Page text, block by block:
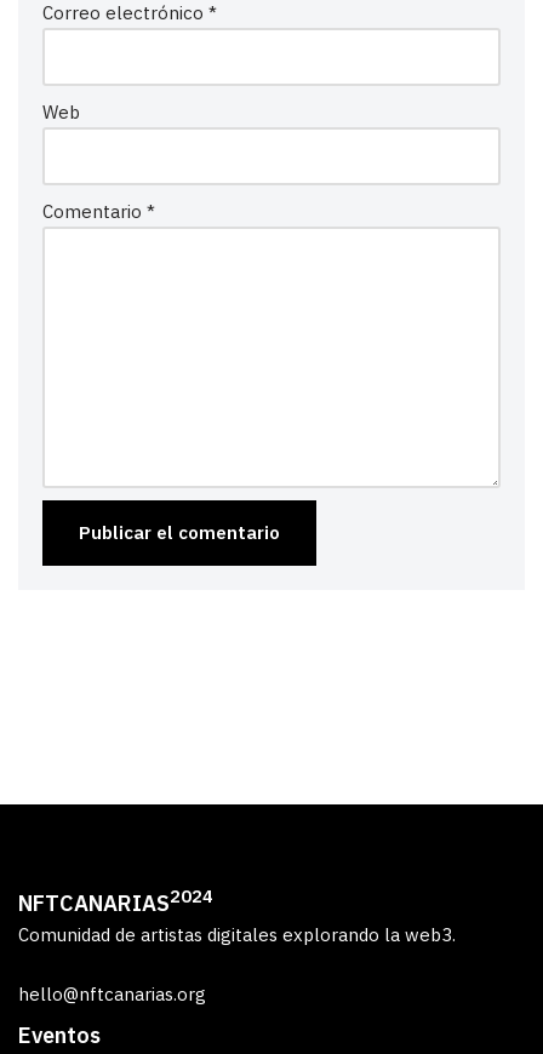
Correo electrónico *
Web
Comentario *
NFTCANARIAS2024
Comunidad de artistas digitales explorando la web3.
hello@nftcanarias.org
Eventos